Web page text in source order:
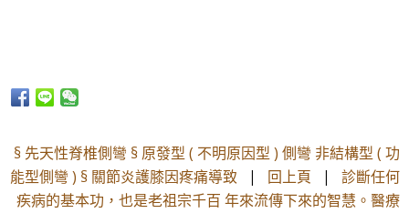
§ 先天性脊椎側彎 § 原發型 ( 不明原因型 ) 側彎 非結構型 ( 功
能型側彎 ) § 關節炎護膝因疼痛導致 | 回上頁 | 診斷任何
疾病的基本功，也是老祖宗千百 年來流傳下來的智慧。醫療